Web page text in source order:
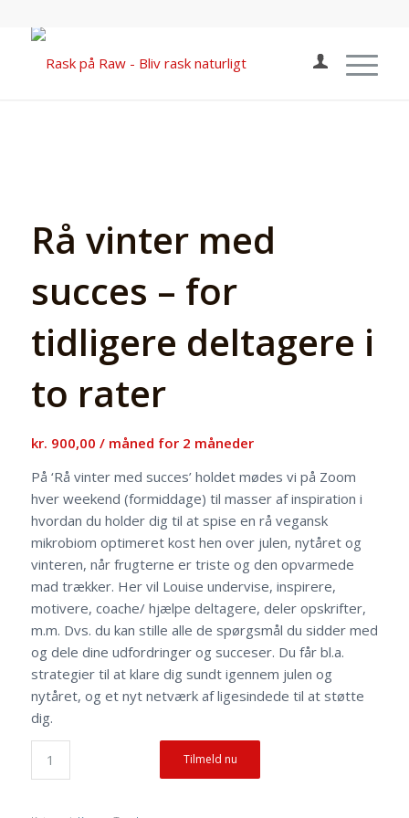
Rå vinter med
succes – for
tidligere deltagere i
to rater
kr. 900,00 / måned for 2 måneder
På ‘Rå vinter med succes’ holdet mødes vi på Zoom
hver weekend (formiddage) til masser af inspiration i
hvordan du holder dig til at spise en rå vegansk
mikrobiom optimeret kost hen over julen, nytåret og
vinteren, når frugterne er triste og den opvarmede
mad trækker. Her vil Louise undervise, inspirere,
motivere, coache/ hjælpe deltagere, deler opskrifter,
m.m. Dvs. du kan stille alle de spørgsmål du sidder med
og dele dine udfordringer og succeser. Du får bl.a.
strategier til at klare dig sundt igennem julen og
nytåret, og et nyt netværk af ligesindede til at støtte
dig.
Tilmeld nu